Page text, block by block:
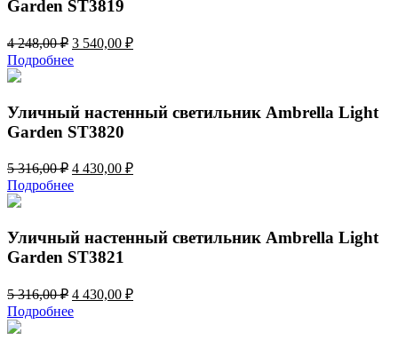
Garden ST3819
4 248,00₽ Первоначальная
цена
составляла
248,00 ₽.
3 540,00 ₽Текущая
Подробнее
Уличный настенный светильник Ambrella Light
Garden ST3820
5 316,00₽ Первоначальная
цена
составляла
316,00 ₽.
4 430,00 ₽Текущая
Подробнее
Уличный настенный светильник Ambrella Light
Garden ST3821
5 316,00₽ Первоначальная
цена
составляла
4 430,00 ₽Текущая
Подробнее